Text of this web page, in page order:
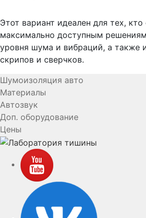
Этот вариант идеален для тех,
максимально доступным
уровня шума и вибраций, а также
скрипов и сверчков.
Шумоизоляция авто
Материалы
Автозвук
Доп. оборудование
Цены